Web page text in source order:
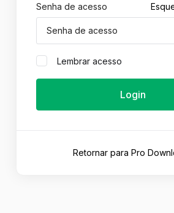
Senha de acesso
Lembrar acesso
Login
Retornar para Pro